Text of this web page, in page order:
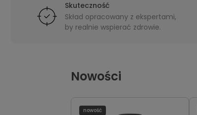
Skuteczność
Skład opracowany z ekspertami,
by realnie wspierać zdrowie.
Nowości
nowość